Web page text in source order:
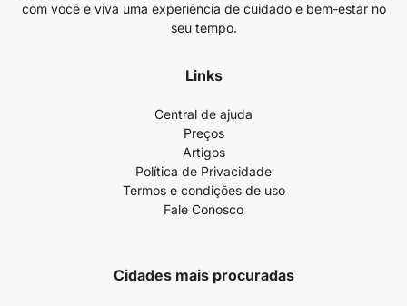
com você e viva uma experiência de cuidado e bem-estar no
seu tempo.
Links
Central de ajuda
Preços
Artigos
Política de Privacidade
Termos e condições de uso
Fale Conosco
Cidades mais procuradas